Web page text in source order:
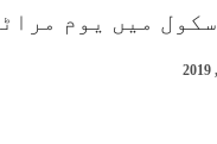
میں یوم